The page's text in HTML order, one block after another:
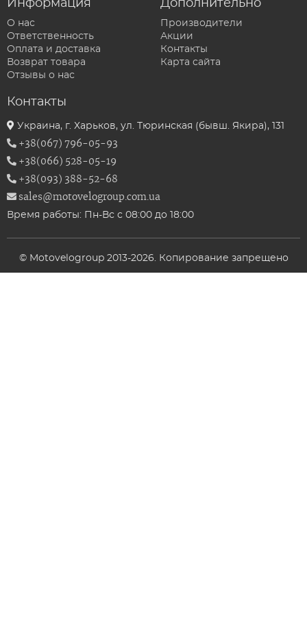
Информация
О нас
Ответственность
Оплата и доставка
Возврат товара
Отзывы о нас
Дополнительно
Производители
Акции
Контакты
Карта сайта
Контакты
Украина, г. Харьков, ул. Тюринская (бывш. Якира), 131
+38(067) 796-05-93
+38(066) 528-05-19
+38(093) 388-52-68
sales@motovelogroup.com.ua
Время работы: Пн-Вс с 08:00 до 18:00
© Motovelogroup 2013-2026. Копирование запрещено